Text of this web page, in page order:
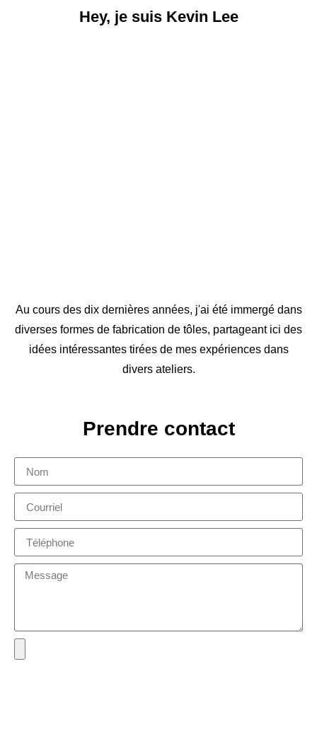
Hey, je suis Kevin Lee
Au cours des dix dernières années, j'ai été immergé dans
diverses formes de fabrication de tôles, partageant ici des
idées intéressantes tirées de mes expériences dans
divers ateliers.
Prendre contact